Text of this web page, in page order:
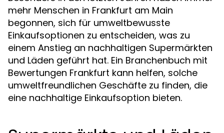
mehr Menschen in Frankfurt am Main
begonnen, sich für umweltbewusste
Einkaufsoptionen zu entscheiden, was zu
einem Anstieg an nachhaltigen Supermärkten
und Läden geführt hat. Ein Branchenbuch mit
Bewertungen Frankfurt kann helfen, solche
umweltfreundlichen Geschäfte zu finden, die
eine nachhaltige Einkaufsoption bieten.